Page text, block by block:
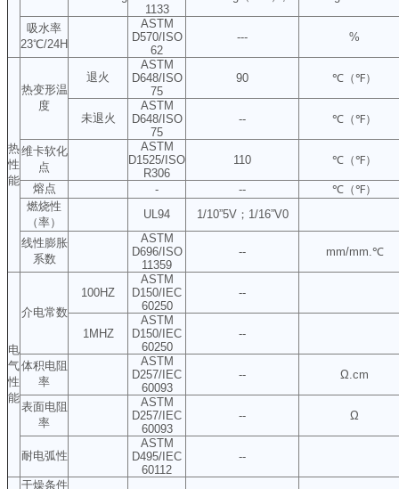
1133
吸水率
23℃/24H
ASTM
D570/ISO
62
--- %
热
性
能
热变形温
度
退火
ASTM
D648/ISO
75
90 ℃（℉）
未退火
ASTM
D648/ISO
75
-- ℃（℉）
维卡软化
点
ASTM
D1525/ISO
R306
110 ℃（℉）
熔点 - --
℃（℉）
燃烧性
（率）
UL94 1/10”5V；1/16”V0
线性膨胀
系数
ASTM
D696/ISO
11359
-- mm/mm.℃
电
气
性
能
介电常数
100HZ
ASTM
D150/IEC
60250
--
1MHZ
ASTM
D150/IEC
60250
--
体积电阻
率
ASTM
D257/IEC
60093
-- Ω.cm
表面电阻
率
ASTM
D257/IEC
60093
-- Ω
耐电弧性
ASTM
D495/IEC
60112
--
干燥条件